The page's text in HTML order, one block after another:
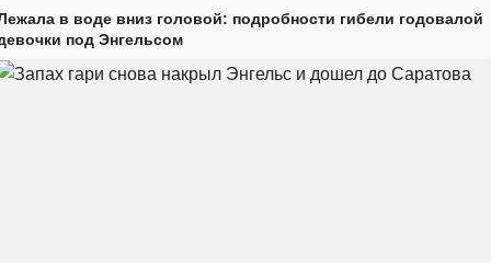
в воде вниз головой: подробности гибели годовалой
под Энгельсом